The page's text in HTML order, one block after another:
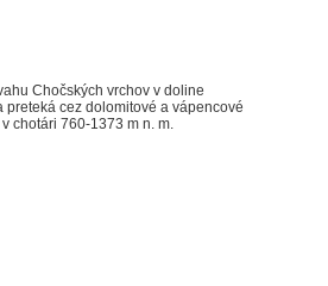
Chočských vrchov v doline
cez dolomitové a vápencové
chotári 760-1373 m n. m.